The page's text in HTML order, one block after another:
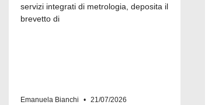
servizi integrati di metrologia, deposita il
brevetto di
Emanuela Bianchi 21/07/2026